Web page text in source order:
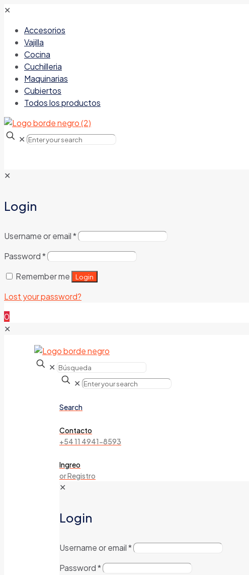
✕
Accesorios
Vajilla
Cocina
Cuchilleria
Maquinarias
Cubiertos
Todos los productos
✕
✕
Login
Username or email*
Password*
Remember me
Login
Lost your password?
0
✕
✕
✕
Search
Contacto
+54 11 4941-8593
Ingreo
or Registro
✕
Login
Username or email*
Password*